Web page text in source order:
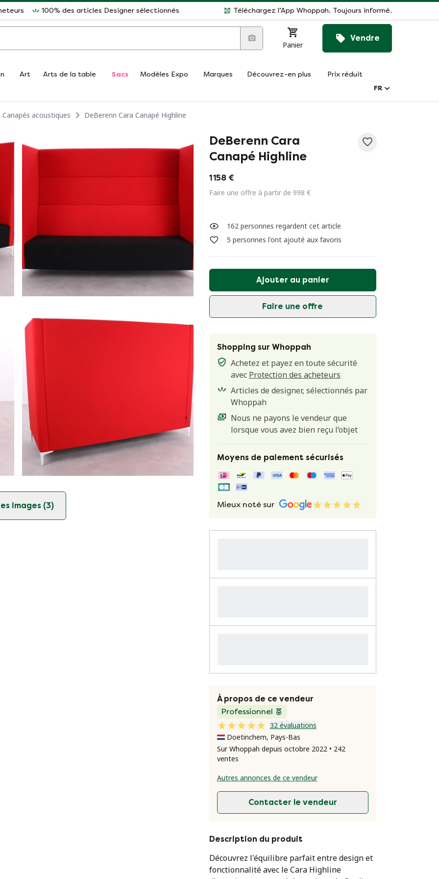
100% des articles Designer sélectionnés Téléchargez l’App Whoppah. Toujours informé.
Panier
Vendre
Art Arts de la table Sacs Modèles Expo Marques Découvrez-en plus
Prix réduit
FR
Canapés acoustiques DeBerenn Cara Canapé Highline
images (3)
DeBerenn Cara
Canapé Highline
1 158 €
Faire une offre à partir de 998 €
162 personnes regardent cet article
5 personnes l'ont ajouté aux favoris
Ajouter au panier
Faire une offre
Shopping sur Whoppah
Achetez et payez en toute sécurité
avec Protection des acheteurs
Articles de designer, sélectionnés par
Whoppah
Nous ne payons le vendeur que
lorsque vous avez bien reçu l’objet
Moyens de paiement sécurisés
Mieux noté sur
À propos de ce vendeur
Professionnel
32 évaluations
Doetinchem, Pays-Bas
Sur Whoppah depuis octobre 2022 • 242
ventes
Autres annonces de ce vendeur
Contacter le vendeur
Description du produit
Découvrez l'équilibre parfait entre design et
fonctionnalité avec le Cara Highline